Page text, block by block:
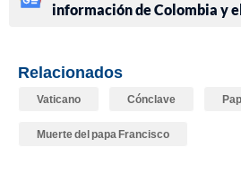
información de Colombia y
Relacionados
Vaticano Cónclave
Muerte del papa Francisco